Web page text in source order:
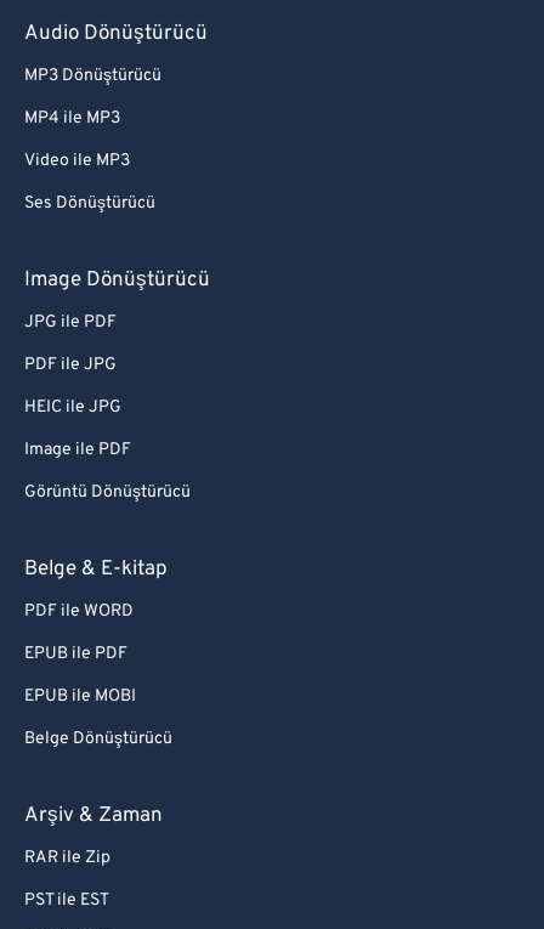
Audio Dönüştürücü
MP3 Dönüştürücü
MP4 ile MP3
Video ile MP3
Ses Dönüştürücü
Image Dönüştürücü
JPG ile PDF
PDF ile JPG
HEIC ile JPG
Image ile PDF
Görüntü Dönüştürücü
Belge & E-kitap
PDF ile WORD
EPUB ile PDF
EPUB ile MOBI
Belge Dönüştürücü
Arşiv & Zaman
RAR ile Zip
PST ile EST